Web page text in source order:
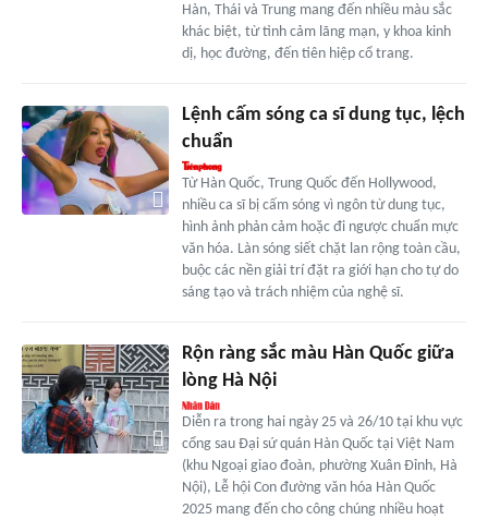
Hàn, Thái và Trung mang đến nhiều màu sắc
khác biệt, từ tình cảm lãng mạn, y khoa kinh
dị, học đường, đến tiên hiệp cổ trang.
Lệnh cấm sóng ca sĩ dung tục, lệch
chuẩn
Từ Hàn Quốc, Trung Quốc đến Hollywood,
nhiều ca sĩ bị cấm sóng vì ngôn từ dung tục,
hình ảnh phản cảm hoặc đi ngược chuẩn mực
văn hóa. Làn sóng siết chặt lan rộng toàn cầu,
buộc các nền giải trí đặt ra giới hạn cho tự do
sáng tạo và trách nhiệm của nghệ sĩ.
Rộn ràng sắc màu Hàn Quốc giữa
lòng Hà Nội
Diễn ra trong hai ngày 25 và 26/10 tại khu vực
cổng sau Đại sứ quán Hàn Quốc tại Việt Nam
(khu Ngoại giao đoàn, phường Xuân Đỉnh, Hà
Nội), Lễ hội Con đường văn hóa Hàn Quốc
2025 mang đến cho công chúng nhiều hoạt